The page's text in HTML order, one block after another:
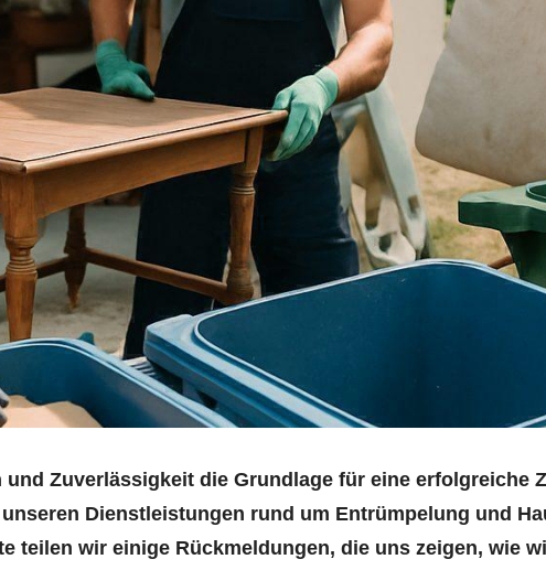
Zuverlässigkeit die Grundlage für eine erfolgreiche
Dienstleistungen rund um Entrümpelung und
teilen wir einige Rückmeldungen, die uns zeigen, wie